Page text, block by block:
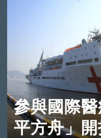
參與國際
平方舟」